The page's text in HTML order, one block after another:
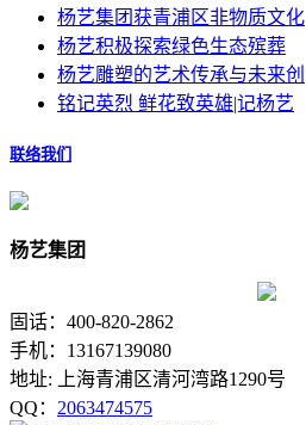
杨艺集团获青浦区非物质文化
杨艺积极探索绿色生态殡葬
杨艺雕塑的艺术传承与未来创
铭记英烈 鲜花致英雄|记杨艺
联络我们
杨艺集团
固话：400-820-2862
手机：13167139080
地址: 上海青浦区清河湾路1290号
QQ： 2063474575